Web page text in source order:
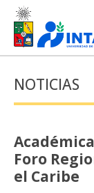
NOTICIAS
Foro
el Caribe